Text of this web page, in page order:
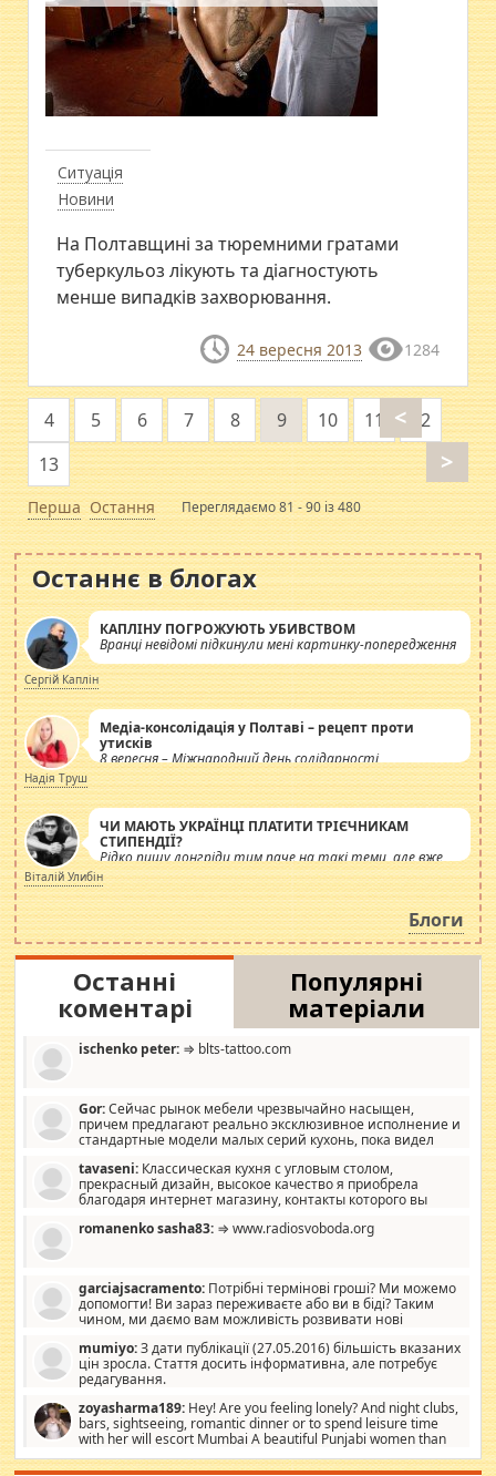
Ситуація
Новини
На Полтавщині за тюремними гратами
туберкульоз лікують та діагностують
менше випадків захворювання.
24 вересня 2013 1284
Перша
<
4 5 6 7 8 9 10 11
12
13
>
Остання Переглядаємо 81 - 90 із 480
Останнє в блогах
КАПЛІНУ ПОГРОЖУЮТЬ УБИВСТВОМ
Вранці невідомі підкинули мені картинку-попередження
Сергій Каплін
Медіа-консолідація у Полтаві – рецепт проти
утисків
8 вересня – Міжнародний день солідарності
журналістів.
Надія Труш
ЧИ МАЮТЬ УКРАЇНЦІ ПЛАТИТИ ТРІЄЧНИКАМ
СТИПЕНДІЇ?
Рідко пишу лонгріди тим паче на такі теми, але вже
просто дістало! Обурюють сьогоднішні інсенуації
навколо стипендіального питання. Штучно
роздувається ще одна соціальна катастрофа.
Віталій Улибін
Блоги
Останні
коментарі
Популярні
матеріали
ischenko peter: ⇒ blts-tattoo.com
Gor:Сейчас рынок мебели чрезвычайно насыщен,
причем предлагают реально эксклюзивное исполнение и
стандартные модели малых серий кухонь, пока видел
стандартные формы, в MebelOk, креативненько и что главное -
со вкусом все в порядке, без ненужных наворотов удорожающих
мебель, а это не последний фактор.
tavaseni: Классическая кухня с угловым столом,
прекрасный дизайн, высокое качество я приобрела
благодаря интернет магазину, контакты которого вы
romanenko sasha83: ⇒ www.radiosvoboda.org
garciajsacramento: Потрібні термінові гроші? Ми можемо
допомогти! Ви зараз переживаєте або ви в біді? Таким
чином, ми даємо вам можливість розвивати нові
допомагати людям, які намагаються дати їм шанс. Кожен
заслуговує на другий шанс, і, оскільки влада не зможе, вони
повинні приймати від інших. Для нас нема багато суми, і зрілість
витрат, а тільки узгоджених сум і нічого іншого. Не чекайте і не
коментуйте цей пост. Введіть суму, яку ви хочете подати, і ми
зв'яжемося з вами з усіма варіантами. зв'яжіться з нами
сьогодні на garciajsacramento@gmail.com Вам потрібні термінові
mumiyo:З дати публікації (27.05.2016) більшість вказаних
цін зросла. Стаття досить інформативна, але потребує
редагування.
zoyasharma189: Hey! Are you feeling lonely? And night clubs,
bars, sightseeing, romantic dinner or to spend leisure time
with her will escort Mumbai A beautiful Punjabi women than
sexy escort companion in arms that you guys feel like 5 star luxury
hotel had to spend the night in their search for loved solitaire free